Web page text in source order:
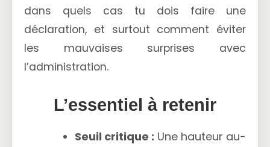
dans quels cas tu dois faire une
déclaration, et surtout comment éviter
les mauvaises surprises avec
l’administration.
L’essentiel à retenir
Seuil critique : Une hauteur au-